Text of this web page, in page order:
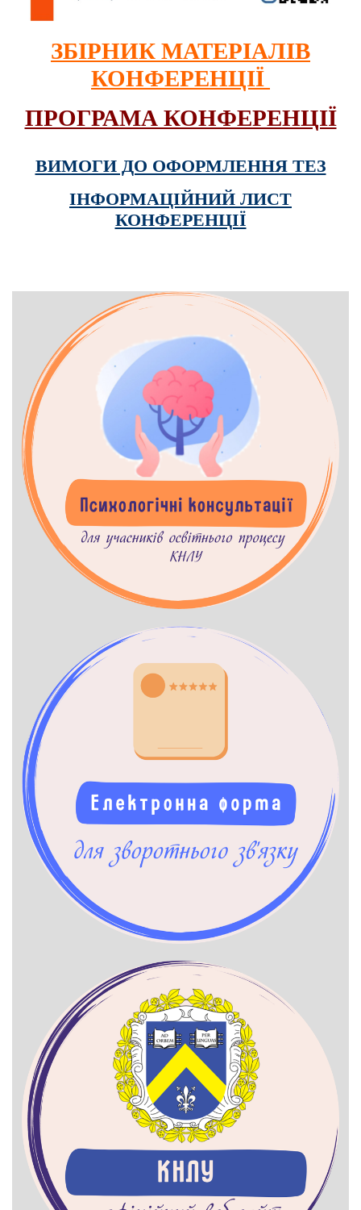
ЗБІРНИК МАТЕРІАЛІВ
КОНФЕРЕНЦІЇ
ПРОГРАМА КОНФЕРЕНЦІЇ
ВИМОГИ ДО ОФОРМЛЕННЯ ТЕЗ
ІНФОРМАЦІЙНИЙ ЛИСТ
КОНФЕРЕНЦІЇ